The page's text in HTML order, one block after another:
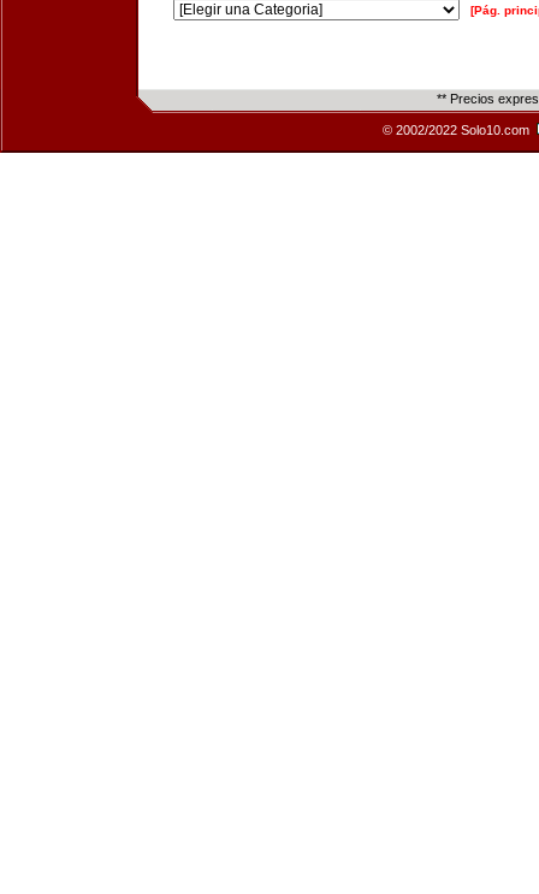
[Pág.
** Precios
© 2002/2022 Solo10.com